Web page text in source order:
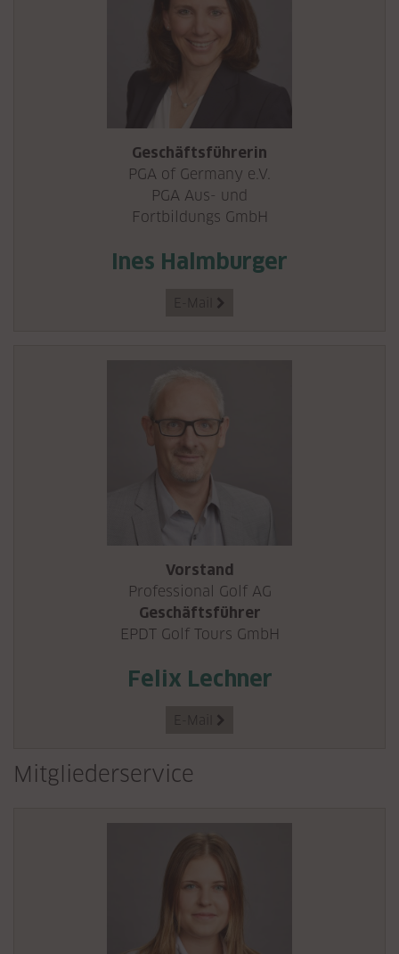
Geschäftsführerin
PGA of Germany e.V.
PGA Aus- und
Fortbildungs GmbH
Ines Halmburger
E-Mail 
Vorstand
Professional Golf AG
Geschäftsführer
EPDT Golf Tours GmbH
Felix Lechner
E-Mail 
Mitgliederservice